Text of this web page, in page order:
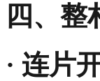
四、整
· ‌连片